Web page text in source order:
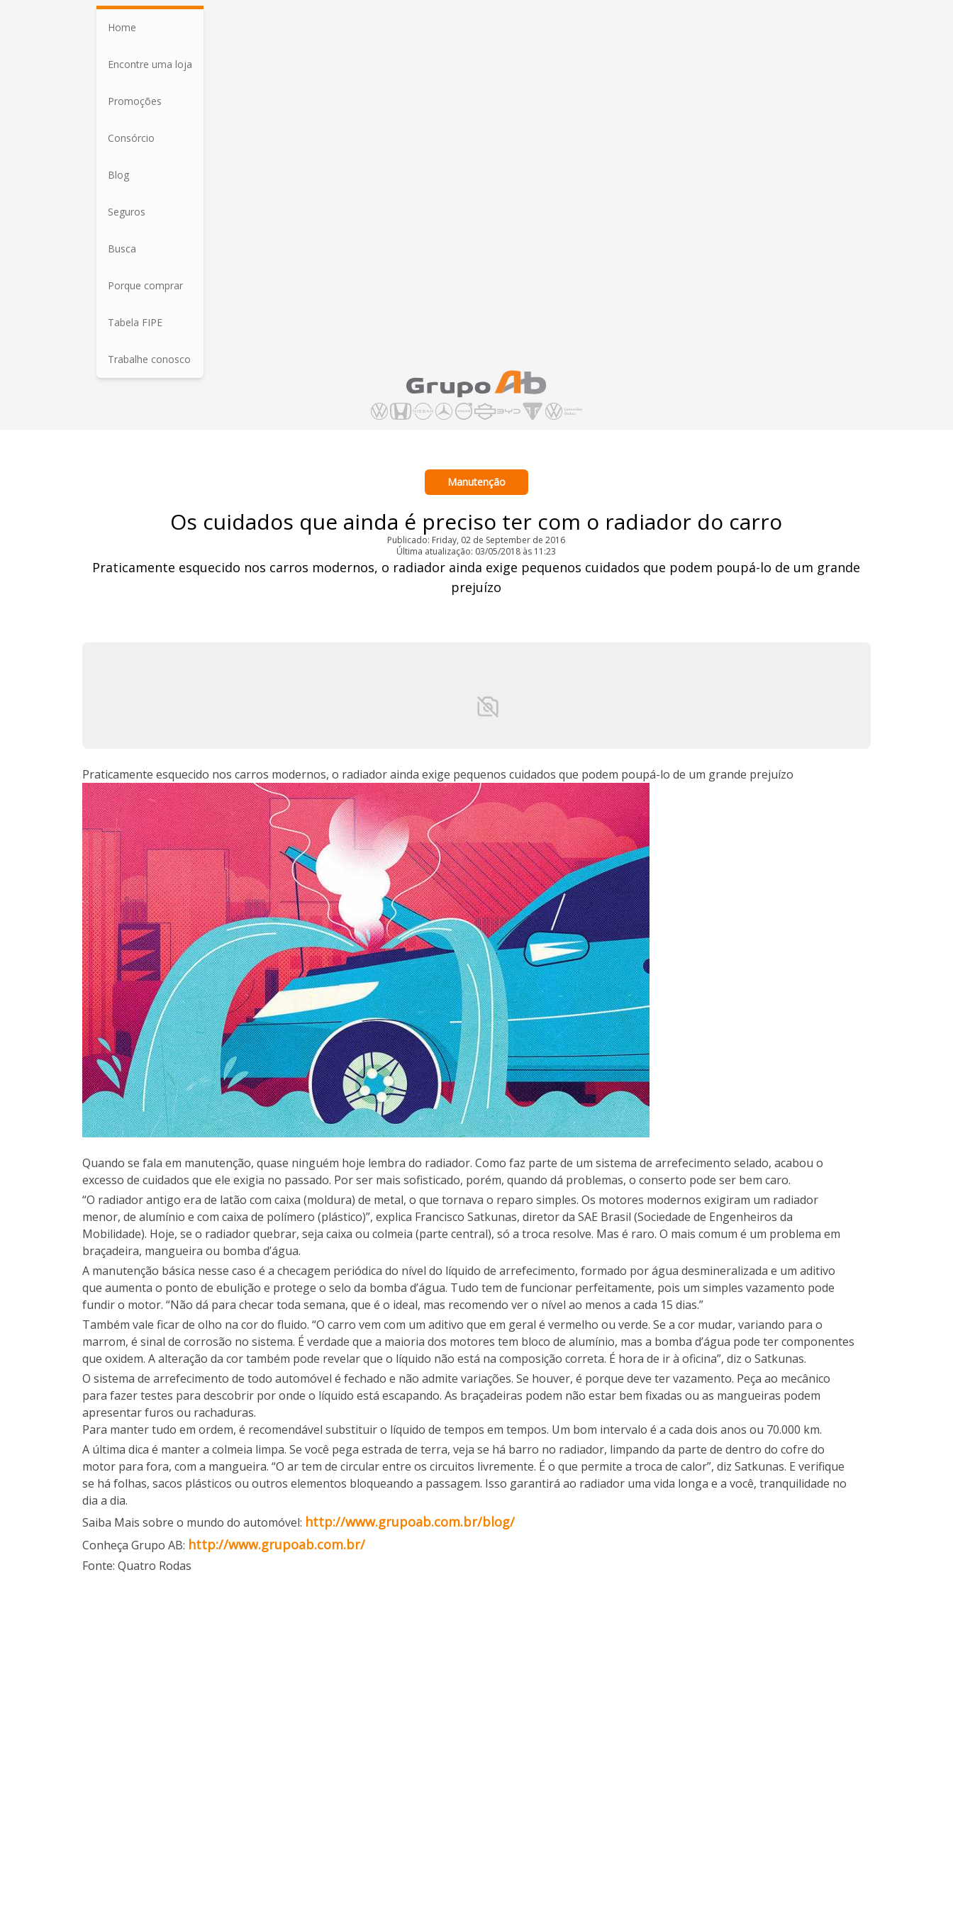
Home
Encontre uma loja
Promoções
Consórcio
Blog
Seguros
Busca
Porque comprar
Tabela FIPE
Trabalhe conosco
Manutenção
Os cuidados que ainda é preciso ter com o radiador do carro
Publicado: Friday, 02 de September de 2016
Última atualização: 03/05/2018 às 11:23
Praticamente esquecido nos carros modernos, o radiador ainda exige pequenos cuidados que podem poupá-lo de um grande
prejuízo
Praticamente esquecido nos carros modernos, o radiador ainda exige pequenos cuidados que podem poupá-lo de um grande prejuízo
Quando se fala em manutenção, quase ninguém hoje lembra do radiador. Como faz parte de um sistema de arrefecimento selado, acabou o
excesso de cuidados que ele exigia no passado. Por ser mais sofisticado, porém, quando dá problemas, o conserto pode ser bem caro.
“O radiador antigo era de latão com caixa (moldura) de metal, o que tornava o reparo simples. Os motores modernos exigiram um radiador
menor, de alumínio e com caixa de polímero (plástico)”, explica Francisco Satkunas, diretor da SAE Brasil (Sociedade de Engenheiros da
Mobilidade). Hoje, se o radiador quebrar, seja caixa ou colmeia (parte central), só a troca resolve. Mas é raro. O mais comum é um problema em
braçadeira, mangueira ou bomba d’água.
A manutenção básica nesse caso é a checagem periódica do nível do líquido de arrefecimento, formado por água desmineralizada e um aditivo
que aumenta o ponto de ebulição e protege o selo da bomba d’água. Tudo tem de funcionar perfeitamente, pois um simples vazamento pode
fundir o motor. “Não dá para checar toda semana, que é o ideal, mas recomendo ver o nível ao menos a cada 15 dias.”
Também vale ficar de olho na cor do fluido. “O carro vem com um aditivo que em geral é vermelho ou verde. Se a cor mudar, variando para o
marrom, é sinal de corrosão no sistema. É verdade que a maioria dos motores tem bloco de alumínio, mas a bomba d’água pode ter componentes
que oxidem. A alteração da cor também pode revelar que o líquido não está na composição correta. É hora de ir à oficina”, diz o Satkunas.
O sistema de arrefecimento de todo automóvel é fechado e não admite variações. Se houver, é porque deve ter vazamento. Peça ao mecânico
para fazer testes para descobrir por onde o líquido está escapando. As braçadeiras podem não estar bem fixadas ou as mangueiras podem
apresentar furos ou rachaduras.
Para manter tudo em ordem, é recomendável substituir o líquido de tempos em tempos. Um bom intervalo é a cada dois anos ou 70.000 km.
A última dica é manter a colmeia limpa. Se você pega estrada de terra, veja se há barro no radiador, limpando da parte de dentro do cofre do
motor para fora, com a mangueira. “O ar tem de circular entre os circuitos livremente. É o que permite a troca de calor”, diz Satkunas. E verifique
se há folhas, sacos plásticos ou outros elementos bloqueando a passagem. Isso garantirá ao radiador uma vida longa e a você, tranquilidade no
dia a dia.
Saiba Mais sobre o mundo do automóvel: http://www.grupoab.com.br/blog/
Conheça Grupo AB: http://www.grupoab.com.br/
Fonte: Quatro Rodas